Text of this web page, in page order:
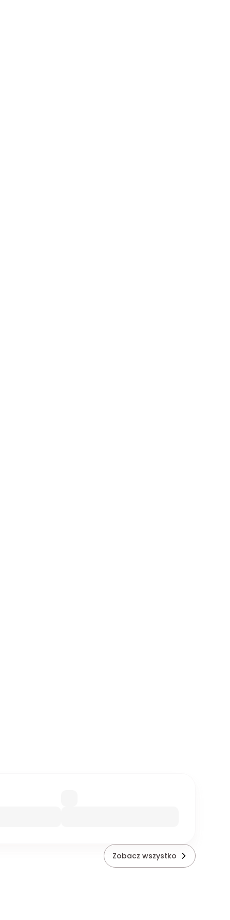
Zobacz wszystko